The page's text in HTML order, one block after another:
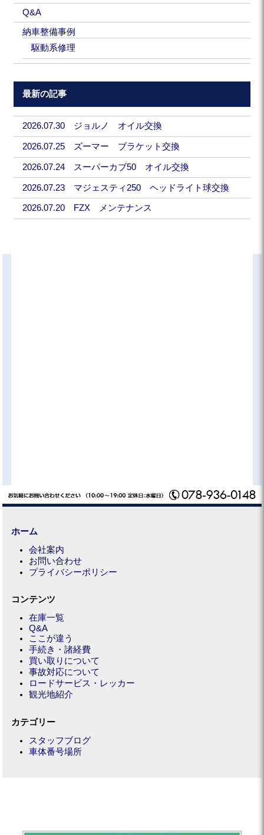
Q&A
納車整備事例
駆動系修理
最新の記事
2026.07.30 ジョルノ オイル交換
2026.07.25 ズーマー ブラケット交換
2026.07.24 スーパーカブ50 オイル交換
2026.07.23 マジェスティ250 ヘッドライト球交換
2026.07.20 FZX メンテナンス
ホーム
会社案内
お問い合わせ
プライバシーポリシー
コンテンツ
在庫一覧
Q&A
ここが違う
手続き・諸経費
買い取りについて
事故対応について
ロードサービス・レッカー
観光地紹介
カテゴリー
スタッフブログ
車体番号場所